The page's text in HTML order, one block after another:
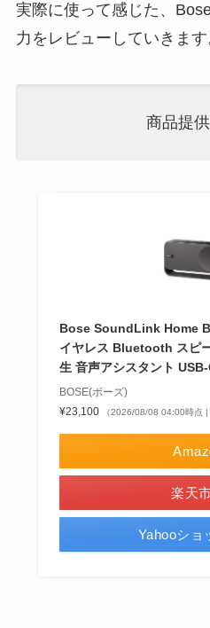
実際に使って感じた、
力をレビューしていきます
商品提
Bose SoundLink Home
イヤレス Bluetooth スピ
生 音声アシスタント
BOSE(ボーズ)
¥23,100
（2026/08/08 04:00時点 |
楽天
Yahooショ